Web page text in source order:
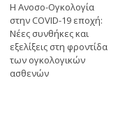
Η Ανοσο-Ογκολογία
στην COVID-19 εποχή:
Νέες συνθήκες και
εξελίξεις στη φροντίδα
των ογκολογικών
ασθενών